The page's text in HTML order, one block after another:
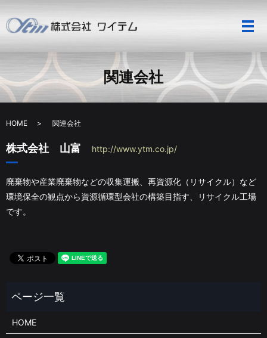
メ
関連会社
HOME 関連会社
株式会社 山富 http://www.ytm.co.jp/
廃棄物や産業廃棄物などの収集運搬、再資源化（リサイクル）など
環境保全の観点から資源循環型会社の構築目指す、リサイクル工場
です。
HOME